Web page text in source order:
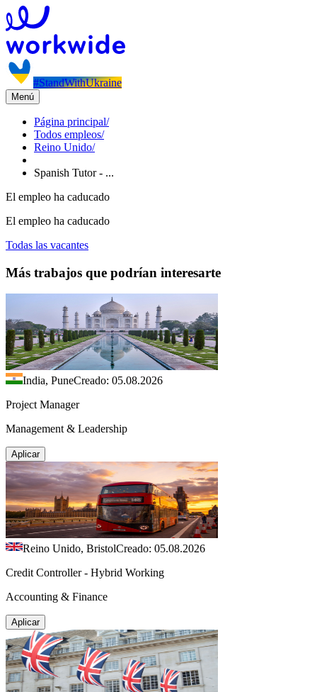
#StandWithUkraine
Menú
Página principal/
Todos empleos/
Reino Unido/
Spanish Tutor - ...
El empleo ha caducado
El empleo ha caducado
Todas las vacantes
Más trabajos que podrían interesarte
India, PuneCreado: 05.08.2026
Project Manager
Management & Leadership
Aplicar
Reino Unido, BristolCreado: 05.08.2026
Credit Controller - Hybrid Working
Accounting & Finance
Aplicar